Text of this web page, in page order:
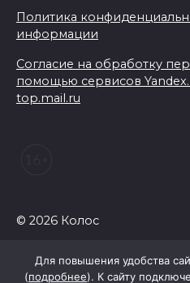
Политика
информации
Согласие на обработку
помощью сервисов
top.mail.ru
© 2026 Колос
Для повышения удобства
(подробнее). К сайту